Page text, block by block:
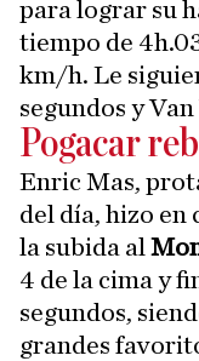
para lograr su
tiempo de
km/h. Le
segundos y
Pogacar
Enric Mas,
del día, hizo en
la subida al
4 de la cima y
segundos,
grandes